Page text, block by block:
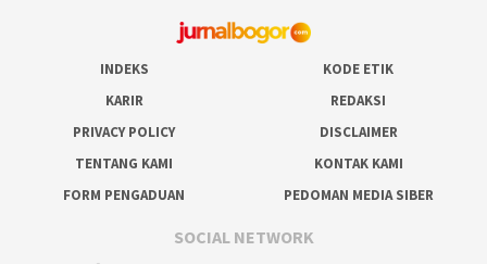
INDEKS
KODE ETIK
KARIR
REDAKSI
PRIVACY POLICY
DISCLAIMER
TENTANG KAMI
KONTAK KAMI
FORM PENGADUAN
PEDOMAN MEDIA SIBER
SOCIAL NETWORK